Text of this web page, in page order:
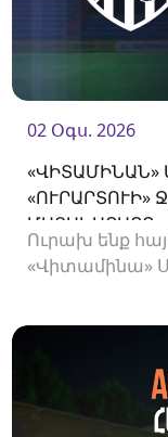
02 Օգս. 2026
«ՈՒՐԱՐՏՈՒԻ»
ՄԱՏԱԿԱՐԱՐԸ
Ուրախ ենք
«Վիտամինա»